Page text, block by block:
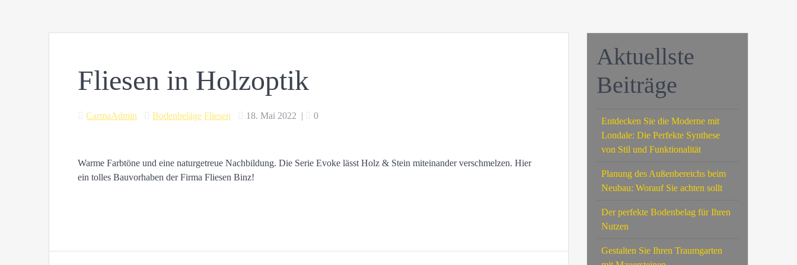
Fliesen in Holzoptik
CarmaAdmin Bodenbeläge Fliesen 18. Mai 2022 | 0
Warme Farbtöne und eine naturgetreue Nachbildung. Die Serie Evoke lässt Holz & Stein miteinander verschmelzen. Hier
ein tolles Bauvorhaben der Firma Fliesen Binz!
Aktuellste
Beiträge
Entdecken Sie die Moderne mit
Londale: Die Perfekte Synthese
von Stil und Funktionalität
Planung des Außenbereichs beim
Neubau: Worauf Sie achten sollt
Der perfekte Bodenbelag für Ihren
Nutzen
Gestalten Sie Ihren Traumgarten